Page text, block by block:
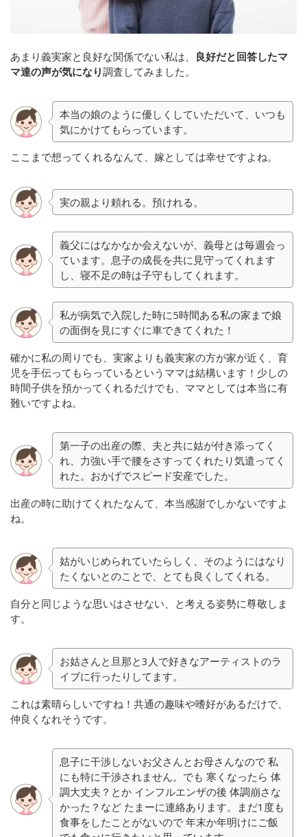
あまり義実家と良好な関係でない私は、 良好だと回答したマ
マ達の声が気になり調査してみました。
本当の娘のように優しくしていただいて、いつも
気にかけてもらっています。
ここまで想ってくれるなんて、嫁としては幸せですよね。
実の親より頼れる。預けれる。
義父にはなかなか会えないが、義母とは毎週会っ
ています。息子の成長を共に見守ってくれます
し、寝不足の時は子守もしてくれます。
私が病気で入院した時に5時間ある私の家まで娘
の面倒を見にすぐに車できてくれた！
確かに私の周りでも、実家よりも義実家の方が家が近く、育
児を手伝ってもらっているというママは結構います！少しの
時間子供を預かってくれるだけでも、ママとしては本当に有
難いですよね。
第一子の出産の際、夫と共に姑が付き添ってく
れ、力強い手で腰をさすってくれたり気遣ってく
れた。おかげでスピード安産でした。
出産の時に助けてくれたなんて、本当感謝でしかないですよ
ね。
姑がいじめられていたらしく、そのようにはなり
たくないとのことで、とても良くしてくれる。
自分と同じような思いはさせない、と考える姿勢に尊敬しま
す。
お姑さんと旦那と3人で好きなアーティストのラ
イブに行ったりしてます。
これは素晴らしいですね！共通の趣味や嗜好があるだけで、
仲良くなれそうです。
息子に干渉しないお父さんとお母さんなので 私
にも特に干渉されません。でも 寒くなったら 体
調大丈夫？とか インフルエンザの後 体調崩さな
かった？など たまーに連絡あります。まだ1度も
食事をしたことがないので 年末か年明けにご飯